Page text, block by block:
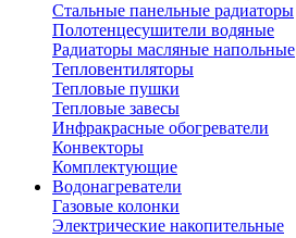
Стальные панельные радиаторы
Полотенцесушители водяные
Радиаторы масляные напольные
Тепловентиляторы
Тепловые пушки
Тепловые завесы
Инфракрасные обогреватели
Конвекторы
Комплектующие
Водонагреватели
Газовые колонки
Электрические накопительные